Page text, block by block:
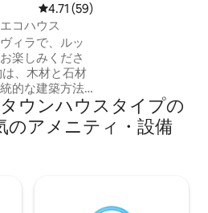
レビュー59件、5つ星中4.71つ
4.71 (59)
コハウス
ィラで、ルッ
楽しみくださ
、木材と石材
的な建築方法
地区から徒歩
あります。 内
ンの家具で装
イズの車を1台駐
ウンハウスタイプの
のアメニティ・設備